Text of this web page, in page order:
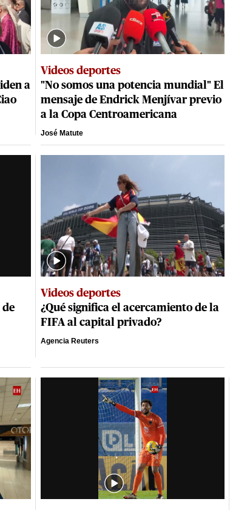
a
Videos deportes
"No somos una potencia mundial" El
mensaje de Endrick Menjívar previo
a la Copa Centroamericana
José Matute
de
Videos deportes
¿Qué significa el acercamiento de la
FIFA al capital privado?
Agencia Reuters